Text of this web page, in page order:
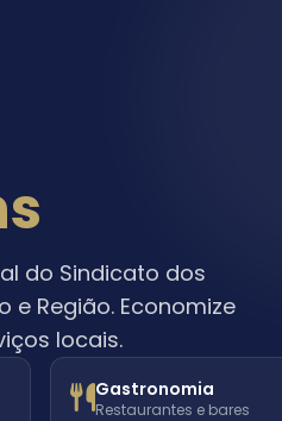
do Sindicato dos
e Região. Economize
locais.
Gastronomia
Restaurantes e bares